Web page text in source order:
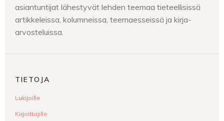
asiantuntijat lähestyvät lehden teemaa tieteellisissä
artikkeleissa, kolumneissa, teemaesseissä ja kirja-
arvosteluissa.
TIETOJA
Lukijoille
Kirjoittajille